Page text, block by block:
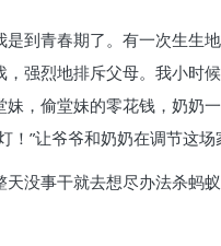
到青春期了。有一次生生
强烈地排斥父母。我小时
，偷堂妹的零花钱，奶奶
”让爷爷和奶奶在调节这
没事干就去想尽办法杀蚂